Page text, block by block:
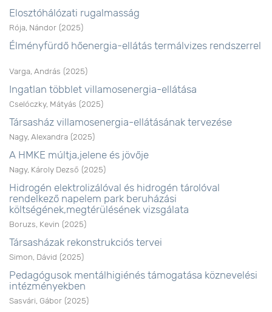
Elosztóhálózati rugalmasság
Rója, Nándor (2025)
Élményfürdő hőenergia-ellátás termálvizes rendszerrel
Varga, András (2025)
Ingatlan többlet villamosenergia-ellátása
Cselóczky, Mátyás (2025)
Társasház villamosenergia-ellátásának tervezése
Nagy, Alexandra (2025)
A HMKE múltja,jelene és jövője
Nagy, Károly Dezső (2025)
Hidrogén elektrolizálóval és hidrogén tárolóval
rendelkező napelem park beruházási
költségének,megtérülésének vizsgálata
Boruzs, Kevin (2025)
Társasházak rekonstrukciós tervei
Simon, Dávid (2025)
Pedagógusok mentálhigiénés támogatása köznevelési
intézményekben
Sasvári, Gábor (2025)